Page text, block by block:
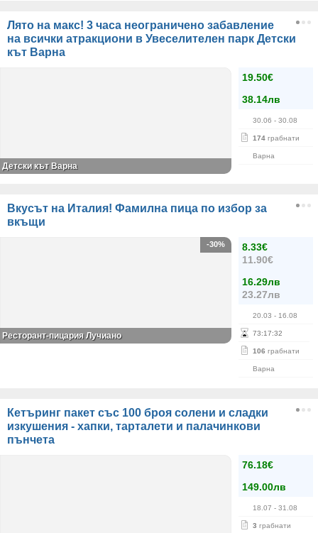
Лято на макс! 3 часа неограничено забавление
на всички атракциони в Увеселителен парк Детски
кът Варна
19.50€
38.14лв
30.06 - 30.08
174 грабнати
Варна
Детски кът Варна
Вкусът на Италия! Фамилна пица по избор за
вкъщи
8.33€
11.90€
16.29лв
23.27лв
20.03 - 16.08
73:17:32
106 грабнати
Варна
-30%
Ресторант-пицария Лучиано
Кетъринг пакет със 100 броя солени и сладки
изкушения - хапки, тарталети и палачинкови
пънчета
76.18€
149.00лв
18.07 - 31.08
3 грабнати